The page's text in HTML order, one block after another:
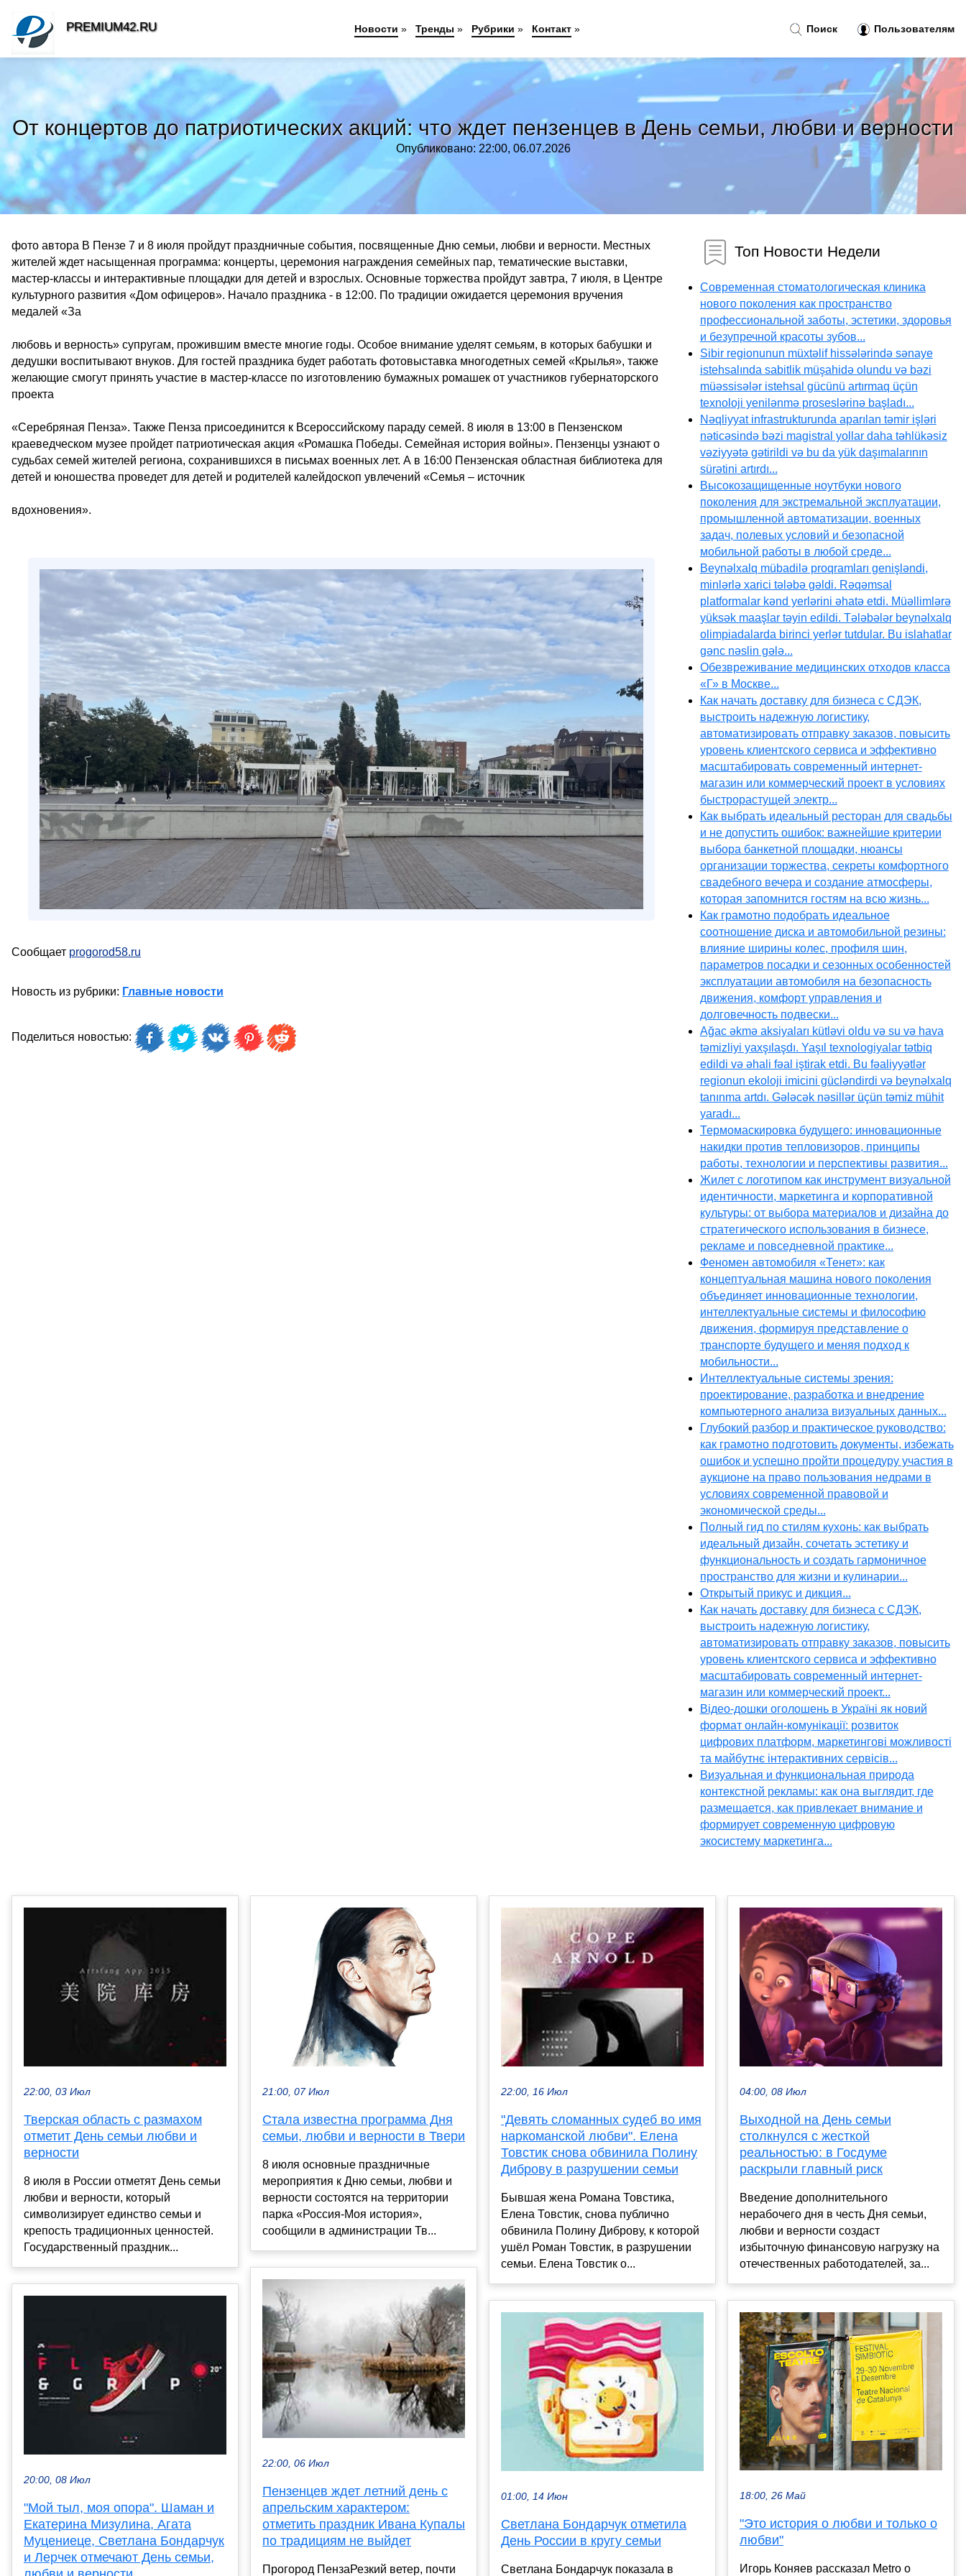
От концертов до патриотических акций: что ждет пензенцев в День семьи, любви и верности
Опубликовано: 22:00, 06.07.2026
фото автора В Пензе 7 и 8 июля пройдут праздничные события, посвященные Дню семьи, любви и верности. Местных
жителей ждет насыщенная программа: концерты, церемония награждения семейных пар, тематические выставки,
мастер-классы и интерактивные площадки для детей и взрослых. Основные торжества пройдут завтра, 7 июля, в Центре
культурного развития «Дом офицеров». Начало праздника - в 12:00. По традиции ожидается церемония вручения
медалей «За
любовь и верность» супругам, прожившим вместе многие годы. Особое внимание уделят семьям, в которых бабушки и
дедушки воспитывают внуков. Для гостей праздника будет работать фотовыставка многодетных семей «Крылья», также
желающие смогут принять участие в мастер-классе по изготовлению бумажных ромашек от участников губернаторского
проекта
«Серебряная Пенза». Также Пенза присоединится к Всероссийскому параду семей. 8 июля в 13:00 в Пензенском
краеведческом музее пройдет патриотическая акция «Ромашка Победы. Семейная история войны». Пензенцы узнают о
судьбах семей жителей региона, сохранившихся в письмах военных лет. А в 16:00 Пензенская областная библиотека для
детей и юношества проведет для детей и родителей калейдоскоп увлечений «Семья – источник
вдохновения».
Сообщает progorod58.ru
Новость из рубрики: Главные новости
Поделиться новостью:
Топ Новости Недели
Современная стоматологическая клиника
нового поколения как пространство
профессиональной заботы, эстетики, здоровья
и безупречной красоты зубов...
Sibir regionunun müxtəlif hissələrində sənaye
istehsalında sabitlik müşahidə olundu və bəzi
müəssisələr istehsal gücünü artırmaq üçün
texnoloji yenilənmə proseslərinə başladı...
Nəqliyyat infrastrukturunda aparılan təmir işləri
nəticəsində bəzi magistral yollar daha təhlükəsiz
vəziyyətə gətirildi və bu da yük daşımalarının
sürətini artırdı...
Высокозащищенные ноутбуки нового
поколения для экстремальной эксплуатации,
промышленной автоматизации, военных
задач, полевых условий и безопасной
мобильной работы в любой среде...
Beynəlxalq mübadilə proqramları genişləndi,
minlərlə xarici tələbə gəldi. Rəqəmsal
platformalar kənd yerlərini əhatə etdi. Müəllimlərə
yüksək maaşlar təyin edildi. Tələbələr beynəlxalq
olimpiadalarda birinci yerlər tutdular. Bu islahatlar
gənc nəslin gələ...
Обезвреживание медицинских отходов класса
«Г» в Москве...
Как начать доставку для бизнеса с СДЭК,
выстроить надежную логистику,
автоматизировать отправку заказов, повысить
уровень клиентского сервиса и эффективно
масштабировать современный интернет-
магазин или коммерческий проект в условиях
быстрорастущей электр...
Как выбрать идеальный ресторан для свадьбы
и не допустить ошибок: важнейшие критерии
выбора банкетной площадки, нюансы
организации торжества, секреты комфортного
свадебного вечера и создание атмосферы,
которая запомнится гостям на всю жизнь...
Как грамотно подобрать идеальное
соотношение диска и автомобильной резины:
влияние ширины колес, профиля шин,
параметров посадки и сезонных особенностей
эксплуатации автомобиля на безопасность
движения, комфорт управления и
долговечность подвески...
Ağac əkmə aksiyaları kütləvi oldu və su və hava
təmizliyi yaxşılaşdı. Yaşıl texnologiyalar tətbiq
edildi və əhali fəal iştirak etdi. Bu fəaliyyətlər
regionun ekoloji imicini gücləndirdi və beynəlxalq
tanınma artdı. Gələcək nəsillər üçün təmiz mühit
yaradı...
Термомаскировка будущего: инновационные
накидки против тепловизоров, принципы
работы, технологии и перспективы развития...
Жилет с логотипом как инструмент визуальной
идентичности, маркетинга и корпоративной
культуры: от выбора материалов и дизайна до
стратегического использования в бизнесе,
рекламе и повседневной практике...
Феномен автомобиля «Тенет»: как
концептуальная машина нового поколения
объединяет инновационные технологии,
интеллектуальные системы и философию
движения, формируя представление о
транспорте будущего и меняя подход к
мобильности...
Интеллектуальные системы зрения:
проектирование, разработка и внедрение
компьютерного анализа визуальных данных...
Глубокий разбор и практическое руководство:
как грамотно подготовить документы, избежать
ошибок и успешно пройти процедуру участия в
аукционе на право пользования недрами в
условиях современной правовой и
экономической среды...
Полный гид по стилям кухонь: как выбрать
идеальный дизайн, сочетать эстетику и
функциональность и создать гармоничное
пространство для жизни и кулинарии...
Открытый прикус и дикция...
Как начать доставку для бизнеса с СДЭК,
выстроить надежную логистику,
автоматизировать отправку заказов, повысить
уровень клиентского сервиса и эффективно
масштабировать современный интернет-
магазин или коммерческий проект...
Відео-дошки оголошень в Україні як новий
формат онлайн-комунікації: розвиток
цифрових платформ, маркетингові можливості
та майбутнє інтерактивних сервісів...
Визуальная и функциональная природа
контекстной рекламы: как она выглядит, где
размещается, как привлекает внимание и
формирует современную цифровую
экосистему маркетинга...
22:00, 03 Июл
Тверская область с размахом
отметит День семьи любви и
верности
8 июля в России отметят День семьи
любви и верности, который
символизирует единство семьи и
крепость традиционных ценностей.
Государственный праздник...
20:00, 08 Июл
"Мой тыл, моя опора". Шаман и
Екатерина Мизулина, Агата
Муцениеце, Светлана Бондарчук
и Лерчек отмечают День семьи,
21:00, 07 Июл
Стала известна программа Дня
семьи, любви и верности в Твери
8 июля основные праздничные
мероприятия к Дню семьи, любви и
верности состоятся на территории
парка «Россия-Моя история»,
сообщили в администрации Тв...
22:00, 06 Июл
Пензенцев ждет летний день с
апрельским характером:
отметить праздник Ивана Купалы
по традициям не выйдет
Прогород ПензаРезкий ветер, почти
22:00, 16 Июл
"Девять сломанных судеб во имя
наркоманской любви". Елена
Товстик снова обвинила Полину
Диброву в разрушении семьи
Бывшая жена Романа Товстика,
Елена Товстик, снова публично
обвинила Полину Диброву, к которой
ушёл Роман Товстик, в разрушении
семьи. Елена Товстик о...
01:00, 14 Июн
Светлана Бондарчук отметила
День России в кругу семьи
Светлана Бондарчук показала в
04:00, 08 Июл
Выходной на День семьи
столкнулся с жесткой
реальностью: в Госдуме
раскрыли главный риск
Введение дополнительного
нерабочего дня в честь Дня семьи,
любви и верности создаст
избыточную финансовую нагрузку на
отечественных работодателей, за...
18:00, 26 Май
"Это история о любви и только о
любви"
Игорь Коняев рассказал Metro о
Поиск Пользователям
PREMIUM42.RU Новости » Тренды » Рубрики » Контакт »